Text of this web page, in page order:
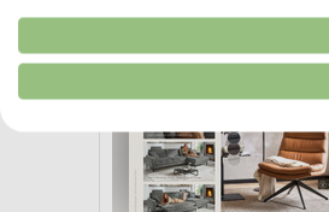
Verwendung reduzierter Daten zur
Erstellung von Profilen für
Erstellung von Profilen zur